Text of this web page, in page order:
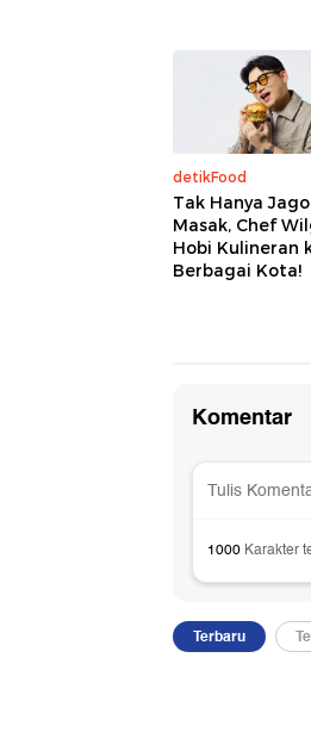
detikFood
Tak Hanya Jago
Masak, Chef
Hobi Kulineran
Berbagai Kota!